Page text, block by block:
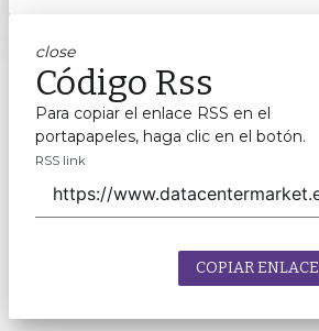
close
Código Rss
Para copiar el enlace RSS en el
portapapeles, haga clic en el botón.
RSS link
COPIAR ENLACE